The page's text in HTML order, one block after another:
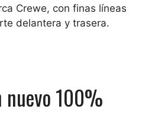
Crewe, con finas líneas
delantera y trasera.
nuevo 100%